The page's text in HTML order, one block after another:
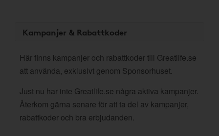
Kampanjer & Rabattkoder
Här finns kampanjer och rabattkoder till Greatlife.se
att använda, exklusivt genom Sponsorhuset.
Just nu har inte Greatlife.se några aktiva kampanjer.
Återkom gärna senare för att ta del av kampanjer,
rabattkoder och bra erbjudanden.